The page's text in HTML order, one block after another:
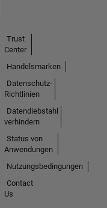
Trust
Center
Handelsmarken
Datenschutz-
Richtlinien
Datendiebstahl
verhindern
Status von
Anwendungen
Nutzungsbedingungen
Contact
Us